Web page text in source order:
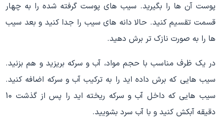
پوست آن ها را بگیرید. سیب های پوست گرفته شده را به چهار
قسمت تقسیم کنید. حالا دانه های سیب را جدا کنید و بعد سیب
ها را به صورت نازک تر برش دهید.
در یک ظرف مناسب با حجم مواد، آب و سرکه بریزید و هم بزنید.
سیب هایی که برش داده اید را به ترکیب آب و سرکه اضافه کنید.
سیب هایی که داخل آب و سرکه ریخته اید را پس از گذشت 10
دقیقه آبکش کنید و با آب سرد بشویید.